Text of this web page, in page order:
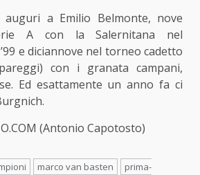
auguri a Emilio Belmonte, nove
A con la Salernitana nel
e diciannove nel torneo cadetto
con i granata campani,
Ed esattamente un anno fa ci
(Antonio Capotosto)
marco van basten
prima-